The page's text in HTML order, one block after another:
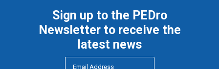
Sign up to the PEDro
Newsletter to receive the
latest news